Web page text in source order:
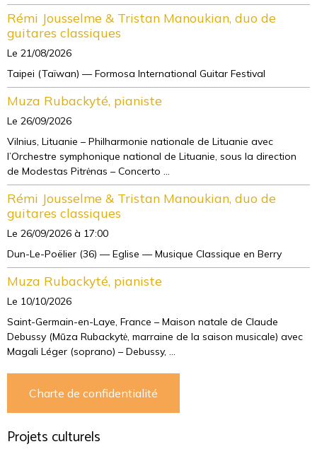
Rémi Jousselme & Tristan Manoukian, duo de
guitares classiques
Le 21/08/2026
Taipei (Taïwan) — Formosa International Guitar Festival
Muza Rubackyté, pianiste
Le 26/09/2026
Vilnius, Lituanie – Philharmonie nationale de Lituanie avec
l’Orchestre symphonique national de Lituanie, sous la direction
de Modestas Pitrėnas – Concerto ...
Rémi Jousselme & Tristan Manoukian, duo de
guitares classiques
Le 26/09/2026 à 17:00
Dun-Le-Poëlier (36) — Eglise — Musique Classique en Berry
Muza Rubackyté, pianiste
Le 10/10/2026
Saint-Germain-en-Laye, France – Maison natale de Claude
Debussy (Mūza Rubackytė, marraine de la saison musicale) avec
Magali Léger (soprano) – Debussy, ...
Charte de confidentialité
Projets culturels